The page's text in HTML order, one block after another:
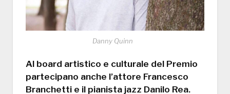
Danny Quinn
Al board artistico e culturale del Premio
partecipano anche l’attore Francesco
Branchetti e il pianista jazz Danilo Rea.